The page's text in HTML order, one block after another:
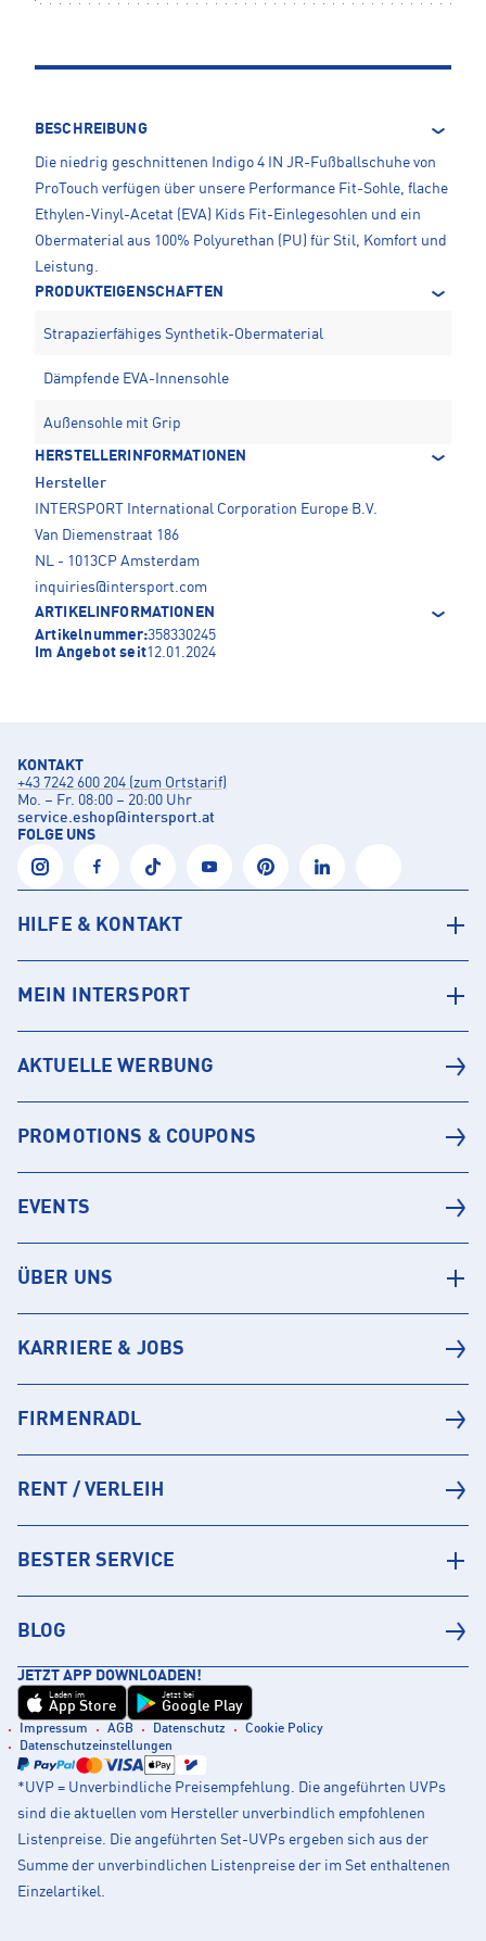
BESCHREIBUNG
Die niedrig geschnittenen Indigo 4 IN JR-Fußballschuhe von
ProTouch verfügen über unsere Performance Fit-Sohle, flache
Ethylen-Vinyl-Acetat (EVA) Kids Fit-Einlegesohlen und ein
Obermaterial aus 100% Polyurethan (PU) für Stil, Komfort und
Leistung.
PRODUKTEIGENSCHAFTEN
Strapazierfähiges Synthetik-Obermaterial
Dämpfende EVA-Innensohle
Außensohle mit Grip
HERSTELLERINFORMATIONEN
Hersteller
INTERSPORT International Corporation Europe B.V.
Van Diemenstraat 186
NL - 1013CP Amsterdam
inquiries@intersport.com
ARTIKELINFORMATIONEN
Artikelnummer:358330245
Im Angebot seit12.01.2024
KONTAKT
+43 7242 600 204 (zum Ortstarif)
Mo. – Fr. 08:00 – 20:00 Uhr
service.eshop@intersport.at
FOLGE UNS
HILFE & KONTAKT
MEIN INTERSPORT
AKTUELLE WERBUNG
PROMOTIONS & COUPONS
EVENTS
ÜBER UNS
KARRIERE & JOBS
FIRMENRADL
RENT / VERLEIH
BESTER SERVICE
BLOG
JETZT APP DOWNLOADEN!
Laden im
App Store
Jetzt bei
Google Play
Impressum AGB Datenschutz
Cookie Policy
Datenschutzeinstellungen
*UVP = Unverbindliche Preisempfehlung. Die angeführten UVPs
sind die aktuellen vom Hersteller unverbindlich empfohlenen
Listenpreise. Die angeführten Set-UVPs ergeben sich aus der
Summe der unverbindlichen Listenpreise der im Set enthaltenen
Einzelartikel.